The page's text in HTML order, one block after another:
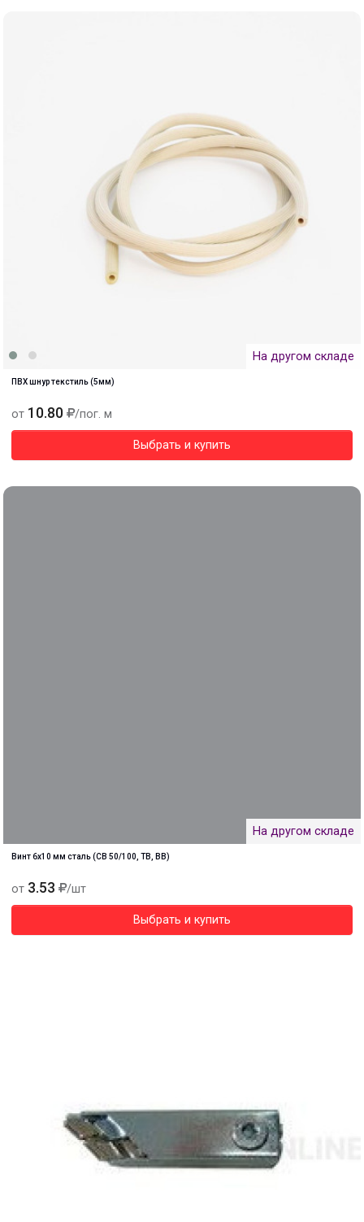
На другом складе
ПВХ шнур текстиль (5мм)
от 10.80 /пог. м
Выбрать и купить
На другом складе
Винт 6х10 мм сталь (CB 50/100, TB, BB)
от 3.53 /шт
Выбрать и купить